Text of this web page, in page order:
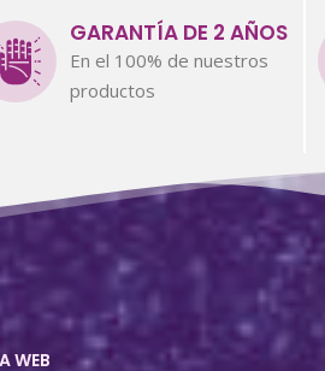
GARANTÍA DE 2 AÑOS
En el 100% de nuestros
productos
WEB